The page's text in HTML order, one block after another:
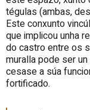
tégulas (ambas,
Este conxunto
que implicou unha
do castro entre os
muralla pode ser
cesase a súa
fortificado.